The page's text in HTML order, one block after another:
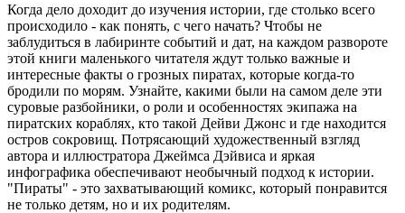
Когда дело доходит до изучения истории, где столько всего
происходило - как понять, с чего начать? Чтобы не
заблудиться в лабиринте событий и дат, на каждом развороте
этой книги маленького читателя ждут только важные и
интересные факты о грозных пиратах, которые когда-то
бродили по морям. Узнайте, какими были на самом деле эти
суровые разбойники, о роли и особенностях экипажа на
пиратских кораблях, кто такой Дейви Джонс и где находится
остров сокровищ. Потрясающий художественный взгляд
автора и иллюстратора Джеймса Дэйвиса и яркая
инфографика обеспечивают необычный подход к истории.
"Пираты" - это захватывающий комикс, который понравится
не только детям, но и их родителям.